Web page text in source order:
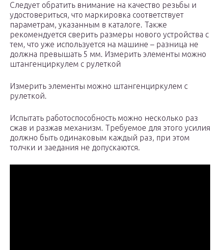
Следует обратить внимание на качество резьбы и
удостовериться, что маркировка соответствует
параметрам, указанным в каталоге. Также
рекомендуется сверить размеры нового устройства с
тем, что уже используется на машине – разница не
должна превышать 5 мм. Измерить элементы можно
штангенциркулем с рулеткой
Измерить элементы можно штангенциркулем с
рулеткой.
Испытать работоспособность можно несколько раз
сжав и разжав механизм. Требуемое для этого усилия
должно быть одинаковым каждый раз, при этом
толчки и заедания не допускаются.